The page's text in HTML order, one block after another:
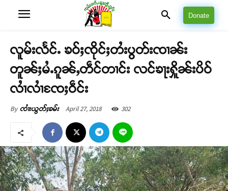
Donate
လူမ်းလႅင်ႉ ၶဝ်ႈၸိုင်ႈတႆးပွတ်းၸၢၼ်း
တူၼ်ႈမႆႉၵူၼ်ႇတဵင်တၢင်း လင်ၶႃးႁိူၼ်းပိဝ်
လၢႆလၢႆၸႄႈဝဵင်း
By ၸၢႆးယွတ်ႈၶမ်း April 27, 2018 302